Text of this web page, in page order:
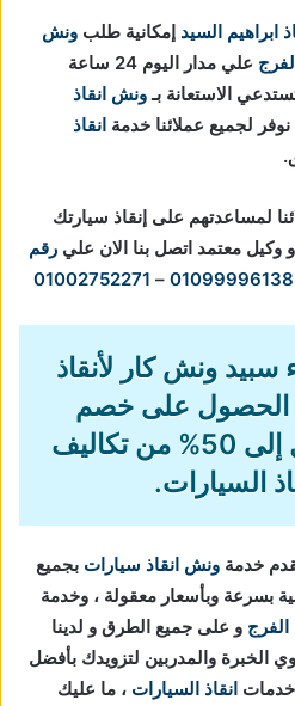
السيد إمكانية طلب ونش
علي مدار اليوم 24 ساعة
الاستعانة بـونش انقاذ
لجميع عملائنا خدمة انقاذ
لمساعدتهم على إنقاذ سيارتك
معتمد اتصل بنا الان علي رقم
01099996138
–
01002752271
سبيد ونش كار لأنقاذ
الحصول على خصم
حصري يصل إلى 50% من تكاليف
السيارات.
خدمة ونش انقاذ سيارات بجميع
بسرعة وبأسعار معقولة ، وخدمة
و على جميع الطرق و لدينا
الخبرة والمدربين لتزويدك بأفضل
انقاذ السيارات ، ما عليك